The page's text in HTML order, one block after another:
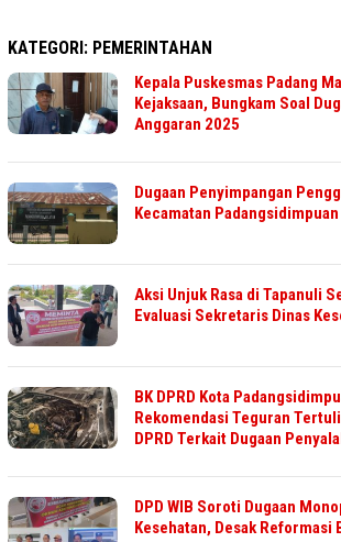
KATEGORI: PEMERINTAHAN
Kepala Puskesmas Padang
Kejaksaan, Bungkam Soal
Anggaran 2025
Dugaan Penyimpangan
Kecamatan
Aksi Unjuk Rasa di Tapanuli
Evaluasi Sekretaris Dinas
BK DPRD Kota
Rekomendasi Teguran
DPRD Terkait Dugaan
DPD WIB Soroti Dugaan
Kesehatan, Desak Reformasi